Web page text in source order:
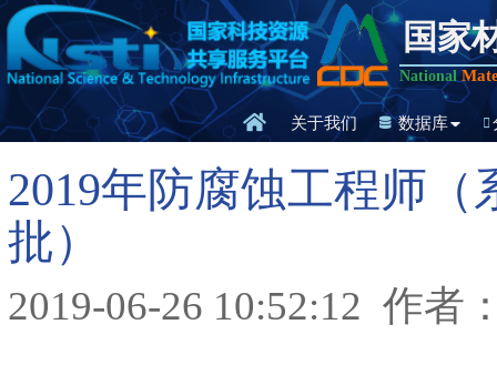
国家
National
关于我们 数据库
2019年防腐蚀工程师
批）
2019-06-26 10:52:12 作者